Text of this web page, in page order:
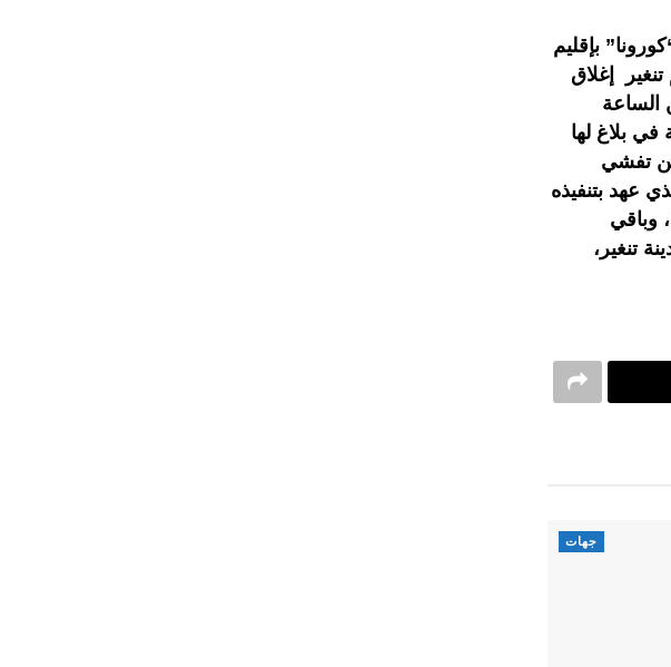
بإقليم
إغلاق
الساعة
ليلا.و أضافت اللجنة في بلاغ لها
من تفشي
الذي عهد بتنفيذه
وباقي
تنغير،
جهات